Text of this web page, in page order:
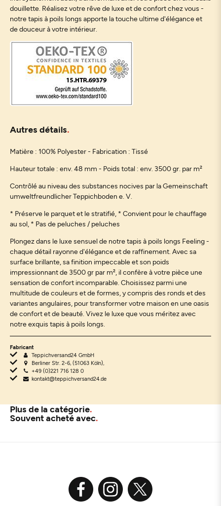
douillette. Réalisez votre rêve de luxe et de confort chez vous -
notre tapis à poils longs apporte la touche ultime d'élégance et
de douceur à votre intérieur.
Autres détails
Matière : 100% Polyester - Fabrication : Tissé
Hauteur totale : env. 48 mm - Poids total : env. 3500 gr. par m²
Contrôlé au niveau des substances nocives par la Gemeinschaft
umweltfreundlicher Teppichboden e. V.
* Préserve le parquet et le stratifié, * Convient pour le chauffage
au sol, * Pas de peluches / peluches
Plongez dans le luxe sensuel de notre tapis à poils longs Feeling -
chaque détail rayonne d'élégance et de raffinement. Avec sa
surface brillante, sa finition impeccable et son poids
impressionnant de 3500 gr par m², il confère à votre pièce une
sensation de confort incomparable. Choisissez parmi une
multitude de couleurs et de formes, y compris des ronds et des
variantes angulaires, pour transformer votre maison en une oasis
de confort et de beauté. Vivez le luxe que vous méritez avec
notre exquis tapis à poils longs.
Fabricant
Teppichversand24 GmbH
Berliner Str. 2-6, (51063 Köln),
+49 (0)221 716 128 0
kontakt@teppichversand24.de
Plus de la catégorie
Souvent acheté avec